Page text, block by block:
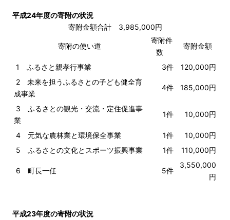
平成24年度の寄附の状況
寄附金額合計 3,985,000円
寄附の使い道
寄附件
数
寄附金額
1 ふるさと親孝行事業 3件
120,000円
2 未来を担うふるさとの子ども健全育
成事業
4件 185,000円
3 ふるさとの観光・交流・定住促進事
業
1件 10,000円
4 元気な農林業と環境保全事業 1件
10,000円
5 ふるさとの文化とスポーツ振興事業
1件 110,000円
6 町長一任 5件
3,550,000
円
平成23年度の寄附の状況